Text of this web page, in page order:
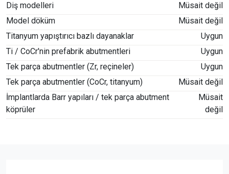
Diş modelleri
Müsait değil
Model döküm
Müsait değil
Titanyum yapıştırıcı bazlı dayanaklar
Uygun
Ti / CoCr'nin prefabrik abutmentleri
Uygun
Tek parça abutmentler (Zr, reçineler)
Uygun
Tek parça abutmentler (CoCr, titanyum)
Müsait değil
İmplantlarda Barr yapıları / tek parça abutment
köprüler
Müsait
değil